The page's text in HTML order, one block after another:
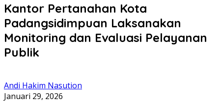
Kantor Pertanahan Kota
Padangsidimpuan Laksanakan
Monitoring dan Evaluasi Pelayanan
Publik
Andi Hakim Nasution
Januari 29, 2026